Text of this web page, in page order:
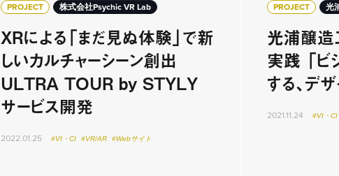
PROJECT 株式会社Psychic VR Lab
XRによる「まだ見ぬ体験」で新
しいカルチャーシーン創出
ULTRA TOUR by STYLY
サービス開発
2022.01.25 #VI・CI #VR/AR #Webサイト
PROJECT 光
光浦醸造
実践 「ビ
する、デ
2021.11.24 #VI・CI